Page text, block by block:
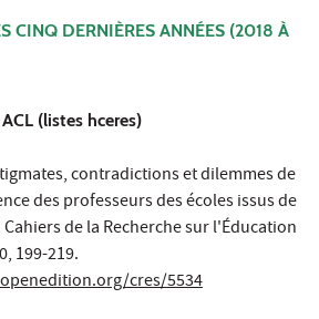
CINQ DERNIÈRES ANNÉES (2018 À
(listes hceres)
contradictions et dilemmes de
des professeurs des écoles issus de
de la Recherche sur l'Éducation
199-219.
cres/5534